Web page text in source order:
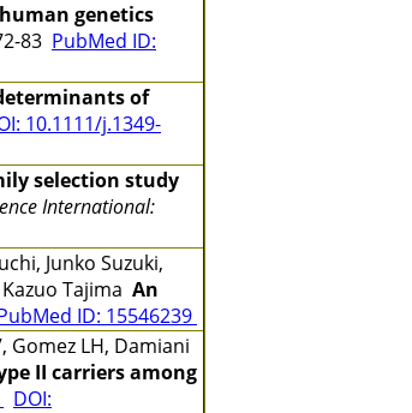
genetics
83 PubMed ID:
of
10.1111/j.1349-
selection study
International:
Junko Suzuki,
Tajima An
ID: 15546239
Gomez LH, Damiani
II carriers among
DOI: